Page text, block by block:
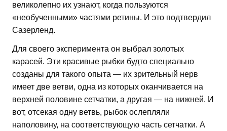
великолепно их узнают, когда пользуются
«необученными» частями ретины. И это подтвердил
Сазерленд.
Для своего эксперимента он выбрал золотых
карасей. Эти красивые рыбки будто специально
созданы для такого опыта — их зрительный нерв
имеет две ветви, одна из которых оканчивается на
верхней половине сетчатки, а другая — на нижней. И
вот, отсекая одну ветвь, рыбок ослепляли
наполовину, на соответствующую часть сетчатки. А